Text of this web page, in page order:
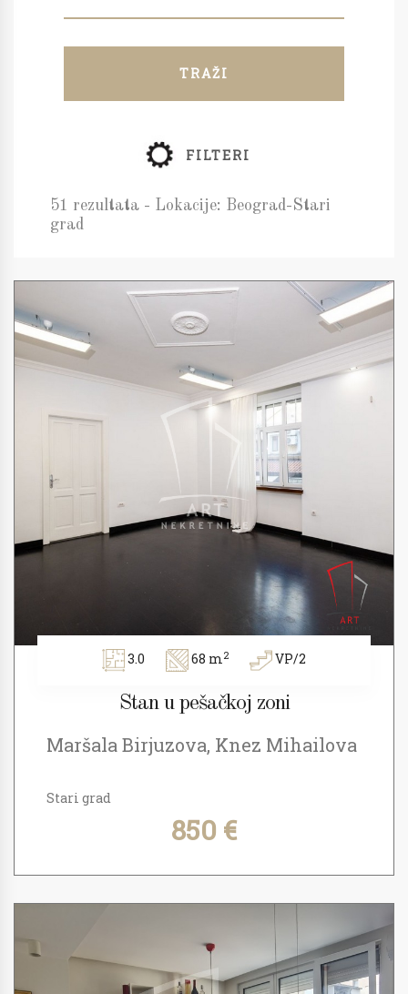
TRAŽI
FILTERI
51 rezultata - Lokacije: Beograd-Stari
grad
3.0 68 m2 VP/2
Stan u pešačkoj zoni
Maršala Birjuzova, Knez Mihailova
Stari grad
850 €